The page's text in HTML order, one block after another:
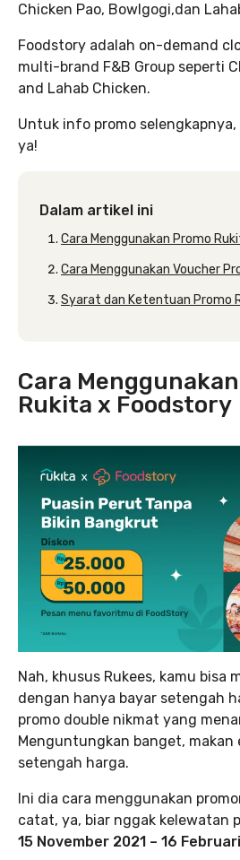
Chicken Pao, Bowlgogi,dan
Foodstory adalah on-demand
multi-brand F&B Group seperti
and Lahab Chicken.
Untuk info promo
ya!
Dalam artikel ini
Cara Menggunakan Promo
Cara Menggunakan Voucher
Syarat dan Ketentuan Promo
Cara
Rukita x Foodstory
Nah, khusus Rukees, kamu bisa
dengan hanya bayar setengah
promo double nikmat yang
Menguntungkan banget, makan
setengah harga.
Ini dia cara menggunakan
catat, ya, biar nggak kelewatan
15 November 2021 – 16